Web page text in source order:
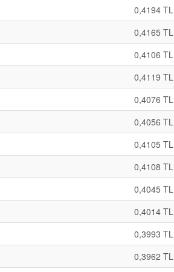
0,4194 TL
0,4165 TL
0,4106 TL
0,4119 TL
0,4076 TL
0,4056 TL
0,4105 TL
0,4108 TL
0,4045 TL
0,4014 TL
0,3993 TL
0,3962 TL